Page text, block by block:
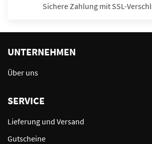
Sichere Zahlung mit SSL-
UNTERNEHMEN
Über uns
SERVICE
Lieferung und Versand
Gutscheine